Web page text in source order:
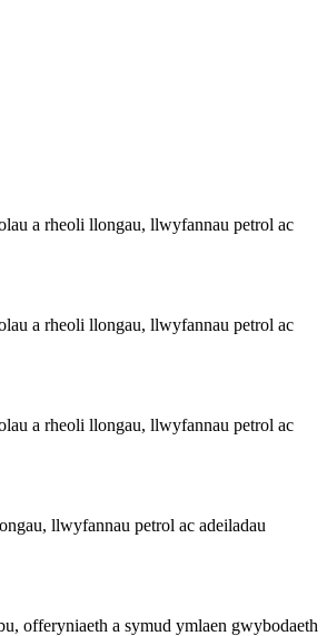
a rheoli llongau, llwyfannau petrol ac
a rheoli llongau, llwyfannau petrol ac
a rheoli llongau, llwyfannau petrol ac
llwyfannau petrol ac adeiladau
offeryniaeth a symud ymlaen gwybodaeth